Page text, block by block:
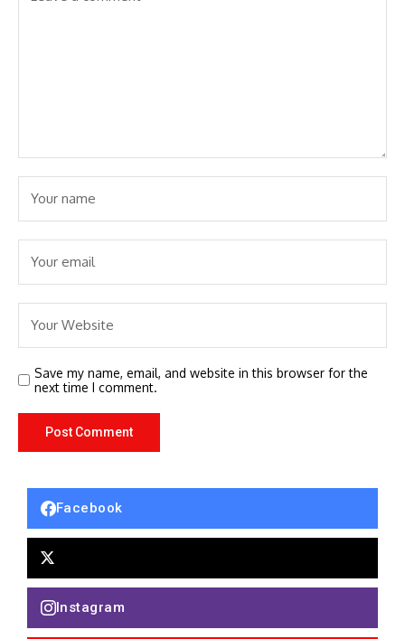
Save my name, email, and website in this browser for the
next time I comment.
Facebook
Instagram